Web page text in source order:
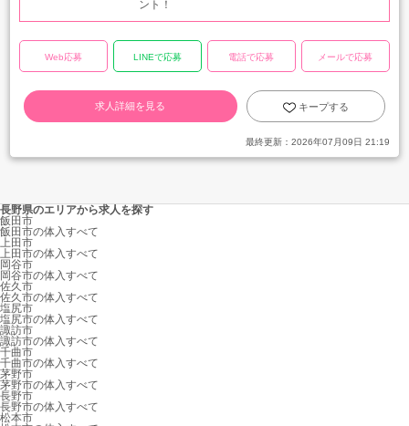
ント！
Web応募 LINEで応募 電話で応募 メールで応募
求人詳細を見る キープする
最終更新： 2026年07月09日 21:19
長野県のエリアから求人を探す
飯田市
飯田市の体入すべて
上田市
上田市の体入すべて
岡谷市
岡谷市の体入すべて
佐久市
佐久市の体入すべて
塩尻市
塩尻市の体入すべて
諏訪市
諏訪市の体入すべて
千曲市
千曲市の体入すべて
茅野市
茅野市の体入すべて
長野市
長野市の体入すべて
松本市